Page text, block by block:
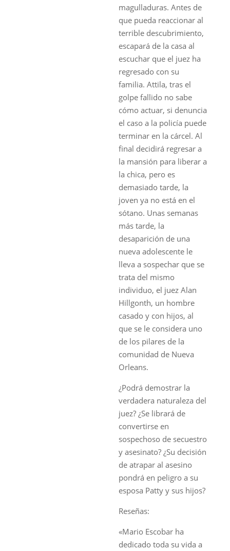
magulladuras. Antes de
que pueda reaccionar al
terrible descubrimiento,
escapará de la casa al
escuchar que el juez ha
regresado con su
familia. Attila, tras el
golpe fallido no sabe
cómo actuar, si denuncia
el caso a la policía puede
terminar en la cárcel. Al
final decidirá regresar a
la mansión para liberar a
la chica, pero es
demasiado tarde, la
joven ya no está en el
sótano. Unas semanas
más tarde, la
desaparición de una
nueva adolescente le
lleva a sospechar que se
trata del mismo
individuo, el juez Alan
Hillgonth, un hombre
casado y con hijos, al
que se le considera uno
de los pilares de la
comunidad de Nueva
Orleans.
¿Podrá demostrar la
verdadera naturaleza del
juez? ¿Se librará de
convertirse en
sospechoso de secuestro
y asesinato? ¿Su decisión
de atrapar al asesino
pondrá en peligro a su
esposa Patty y sus hijos?
Reseñas:
«Mario Escobar ha
dedicado toda su vida a